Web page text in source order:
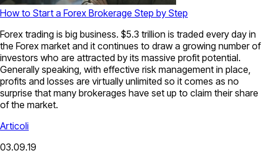
How to Start a Forex Brokerage Step by Step
Forex trading is big business. $5.3 trillion is traded every day in
the Forex market and it continues to draw a growing number of
investors who are attracted by its massive profit potential.
Generally speaking, with effective risk management in place,
profits and losses are virtually unlimited so it comes as no
surprise that many brokerages have set up to claim their share
of the market.
Articoli
03.09.19